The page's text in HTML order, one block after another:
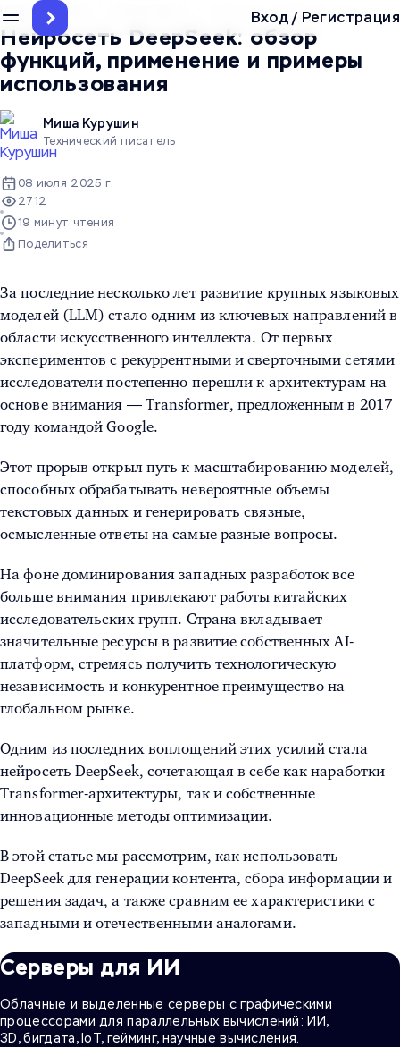
Вход/ Регистрация
Главная Блог
Нейросеть DeepSeek: обзор
функций, применение и примеры
использования
Миша Курушин
Технический писатель
08 июля 2025 г.
2712
19 минут чтения
Поделиться
За последние несколько лет развитие крупных языковых
моделей (LLM) стало одним из ключевых направлений в
области искусственного интеллекта. От первых
экспериментов с рекуррентными и сверточными сетями
исследователи постепенно перешли к архитектурам на
основе внимания — Transformer, предложенным в 2017
году командой Google.
Этот прорыв открыл путь к масштабированию моделей,
способных обрабатывать невероятные объемы
текстовых данных и генерировать связные,
осмысленные ответы на самые разные вопросы.
На фоне доминирования западных разработок все
больше внимания привлекают работы китайских
исследовательских групп. Страна вкладывает
значительные ресурсы в развитие собственных AI-
платформ, стремясь получить технологическую
независимость и конкурентное преимущество на
глобальном рынке.
Одним из последних воплощений этих усилий стала
нейросеть DeepSeek, сочетающая в себе как наработки
Transformer-архитектуры, так и собственные
инновационные методы оптимизации.
В этой статье мы рассмотрим, как использовать
DeepSeek для генерации контента, сбора информации и
решения задач, а также сравним ее характеристики с
западными и отечественными аналогами.
Серверы для ИИ
Облачные и выделенные серверы с графическими
процессорами для параллельных вычислений: ИИ,
3D, бигдата, IoT, гейминг, научные вычисления.